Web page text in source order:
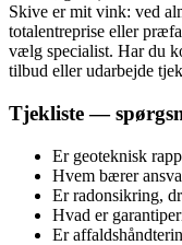
Skive er mit vink: ved
totalentreprise eller
vælg specialist. Har du
tilbud eller udarbejde
Tjekliste —
Er geoteknisk
Hvem bærer
Er radonsikring,
Hvad er
Er